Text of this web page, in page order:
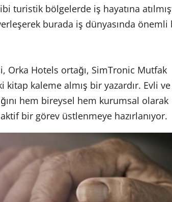
turistik bölgelerde iş hayatına
burada iş dünyasında önemli
Orka Hotels ortağı, SimTronic Mutfak
kaleme almış bir yazardır. Evli
hem bireysel hem kurumsal olarak
bir görev üstlenmeye hazırlanıyor.